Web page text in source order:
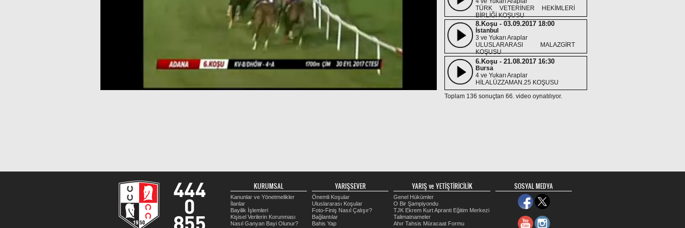
TÜRK VETERİNER HEKİMLERİ
BİRLİĞİ KOŞUSU
8.Koşu - 03.09.2017 18:00
İstanbul
3 ve Yukarı Araplar
ULUSLARARASI MALAZGİRT
KOŞUSU
6.Koşu - 21.08.2017 16:30
Bursa
4 ve Yukarı Araplar
HİLALÜZZAMAN.25 KOŞUSU
6.Koşu - 08.08.2017 16:30
7.Koşu - 03.06.2017 17:30
4 ve Yukarı Araplar
ANKARA JANDARMA KOŞUSU
6.Koşu - 05.05.2017 20:30
4 ve Yukarı Araplar
Toplam 136 sonuçtan 66. video oynatılıyor.
KURUMSAL
Kanunlar ve Yönetmelikler
İlanlar
Bayilik İşlemleri
Kişisel Verilerin Korunması
Nasıl Ganyan Bayi Olunur?
YARIŞSEVER
Önemli Koşular
Uluslararası Koşular
Foto-Finiş Nasıl Çalışır?
Bağlantılar
Bahis Yap
YARIŞ ve YETİŞTİRİCİLİK
Genel Hükümler
O Bir Şampiyondu
TJK Ekrem Kurt Apranti Eğitim Merkezi
Talimatnameler
Ahır Tahsis Müracaat Formu
SOSYAL MEDYA